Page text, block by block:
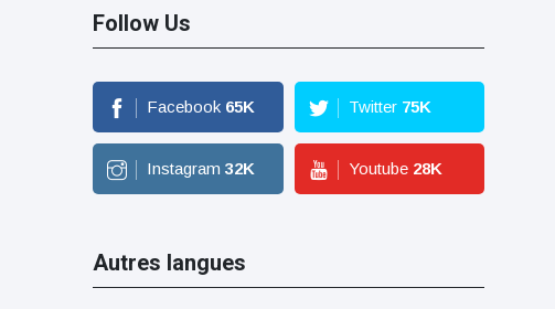
Follow Us
Facebook 65K Twitter 75K
Instagram 32K Youtube 28K
Autres langues